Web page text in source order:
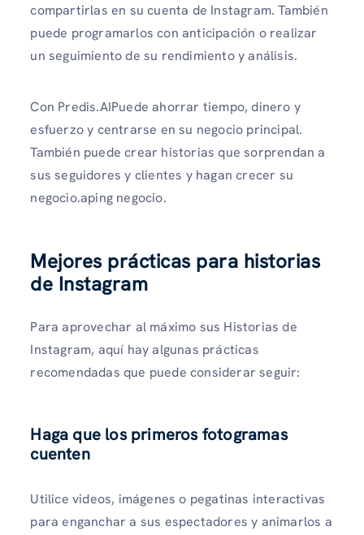
compartirlas en su cuenta de Instagram. También
puede programarlos con anticipación o realizar
un seguimiento de su rendimiento y análisis.
Con Predis.AIPuede ahorrar tiempo, dinero y
esfuerzo y centrarse en su negocio principal.
También puede crear historias que sorprendan a
sus seguidores y clientes y hagan crecer su
negocio.aping negocio.
Mejores prácticas para historias
de Instagram
Para aprovechar al máximo sus Historias de
Instagram, aquí hay algunas prácticas
recomendadas que puede considerar seguir:
Haga que los primeros fotogramas
cuenten
Utilice videos, imágenes o pegatinas interactivas
para enganchar a sus espectadores y animarlos a